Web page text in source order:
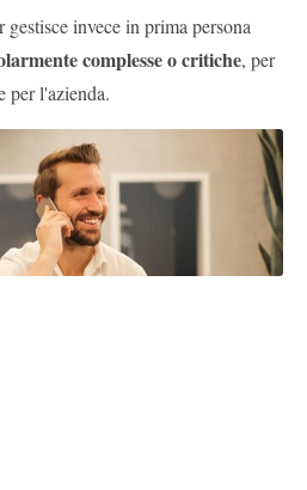
invece in prima persona
complesse o critiche, per
per l'azienda.